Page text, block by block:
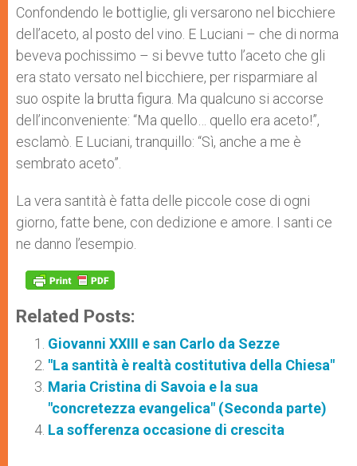
Confondendo le bottiglie, gli versarono nel bicchiere
dell’aceto, al posto del vino. E Luciani – che di norma
beveva pochissimo – si bevve tutto l’aceto che gli
era stato versato nel bicchiere, per risparmiare al
suo ospite la brutta figura. Ma qualcuno si accorse
dell’inconveniente: “Ma quello… quello era aceto!”,
esclamò. E Luciani, tranquillo: “Sì, anche a me è
sembrato aceto”.
La vera santità è fatta delle piccole cose di ogni
giorno, fatte bene, con dedizione e amore. I santi ce
ne danno l’esempio.
Related Posts:
Giovanni XXIII e san Carlo da Sezze
"La santità è realtà costitutiva della Chiesa"
Maria Cristina di Savoia e la sua
"concretezza evangelica" (Seconda parte)
La sofferenza occasione di crescita